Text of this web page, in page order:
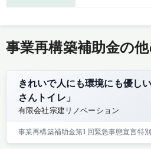
事業再構築補助金の
きれいで人にも環境にも優し
さんトイレ」
有限会社宗建リノベーション
事業再構築補助金第1回緊急事態宣言特